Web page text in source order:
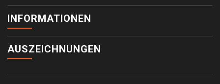
INFORMATIONEN
AUSZEICHNUNGEN